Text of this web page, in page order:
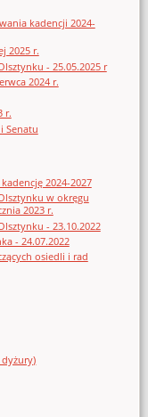
kadencji 2024-
2025 r.
- 25.05.2025 r
2024 r.
r.
Senatu
2024-2027
w okręgu
2023 r.
- 23.10.2022
- 24.07.2022
osiedli i rad